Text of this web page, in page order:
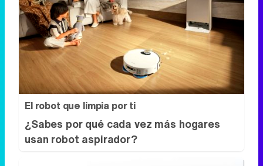
El robot que limpia por ti
¿Sabes por qué cada vez más hogares
usan robot aspirador?